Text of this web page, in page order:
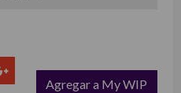
Agregar a My WIP